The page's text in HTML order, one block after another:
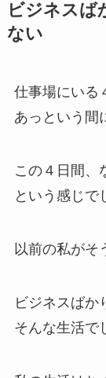
ビジネスば
ない
仕事場にいる
あっという間
この４日間、
という感じで
以前の私がそ
ビジネスばか
そんな生活で